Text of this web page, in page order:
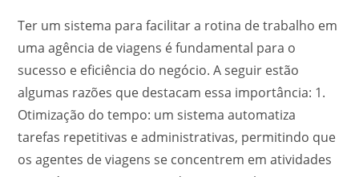
Ter um sistema para facilitar a rotina de trabalho em
uma agência de viagens é fundamental para o
sucesso e eficiência do negócio. A seguir estão
algumas razões que destacam essa importância: 1.
Otimização do tempo: um sistema automatiza
tarefas repetitivas e administrativas, permitindo que
os agentes de viagens se concentrem em atividades